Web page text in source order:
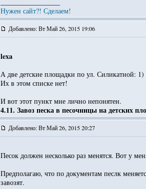
Нужен сайт?! Сделаем!
Добавлено: Вт Май 26, 2015 19:06
lexa
А две детские площадки по ул. Силикатной:
Их в этом списке нет!
И вот этот пункт мне лично непонятен.
4.11. Завоз песка в песочницы на детских
Добавлено: Вт Май 26, 2015 20:27
Песок должен несколько раз менятся. Вот у
Предполагаю, что по документам песлк
завозят.